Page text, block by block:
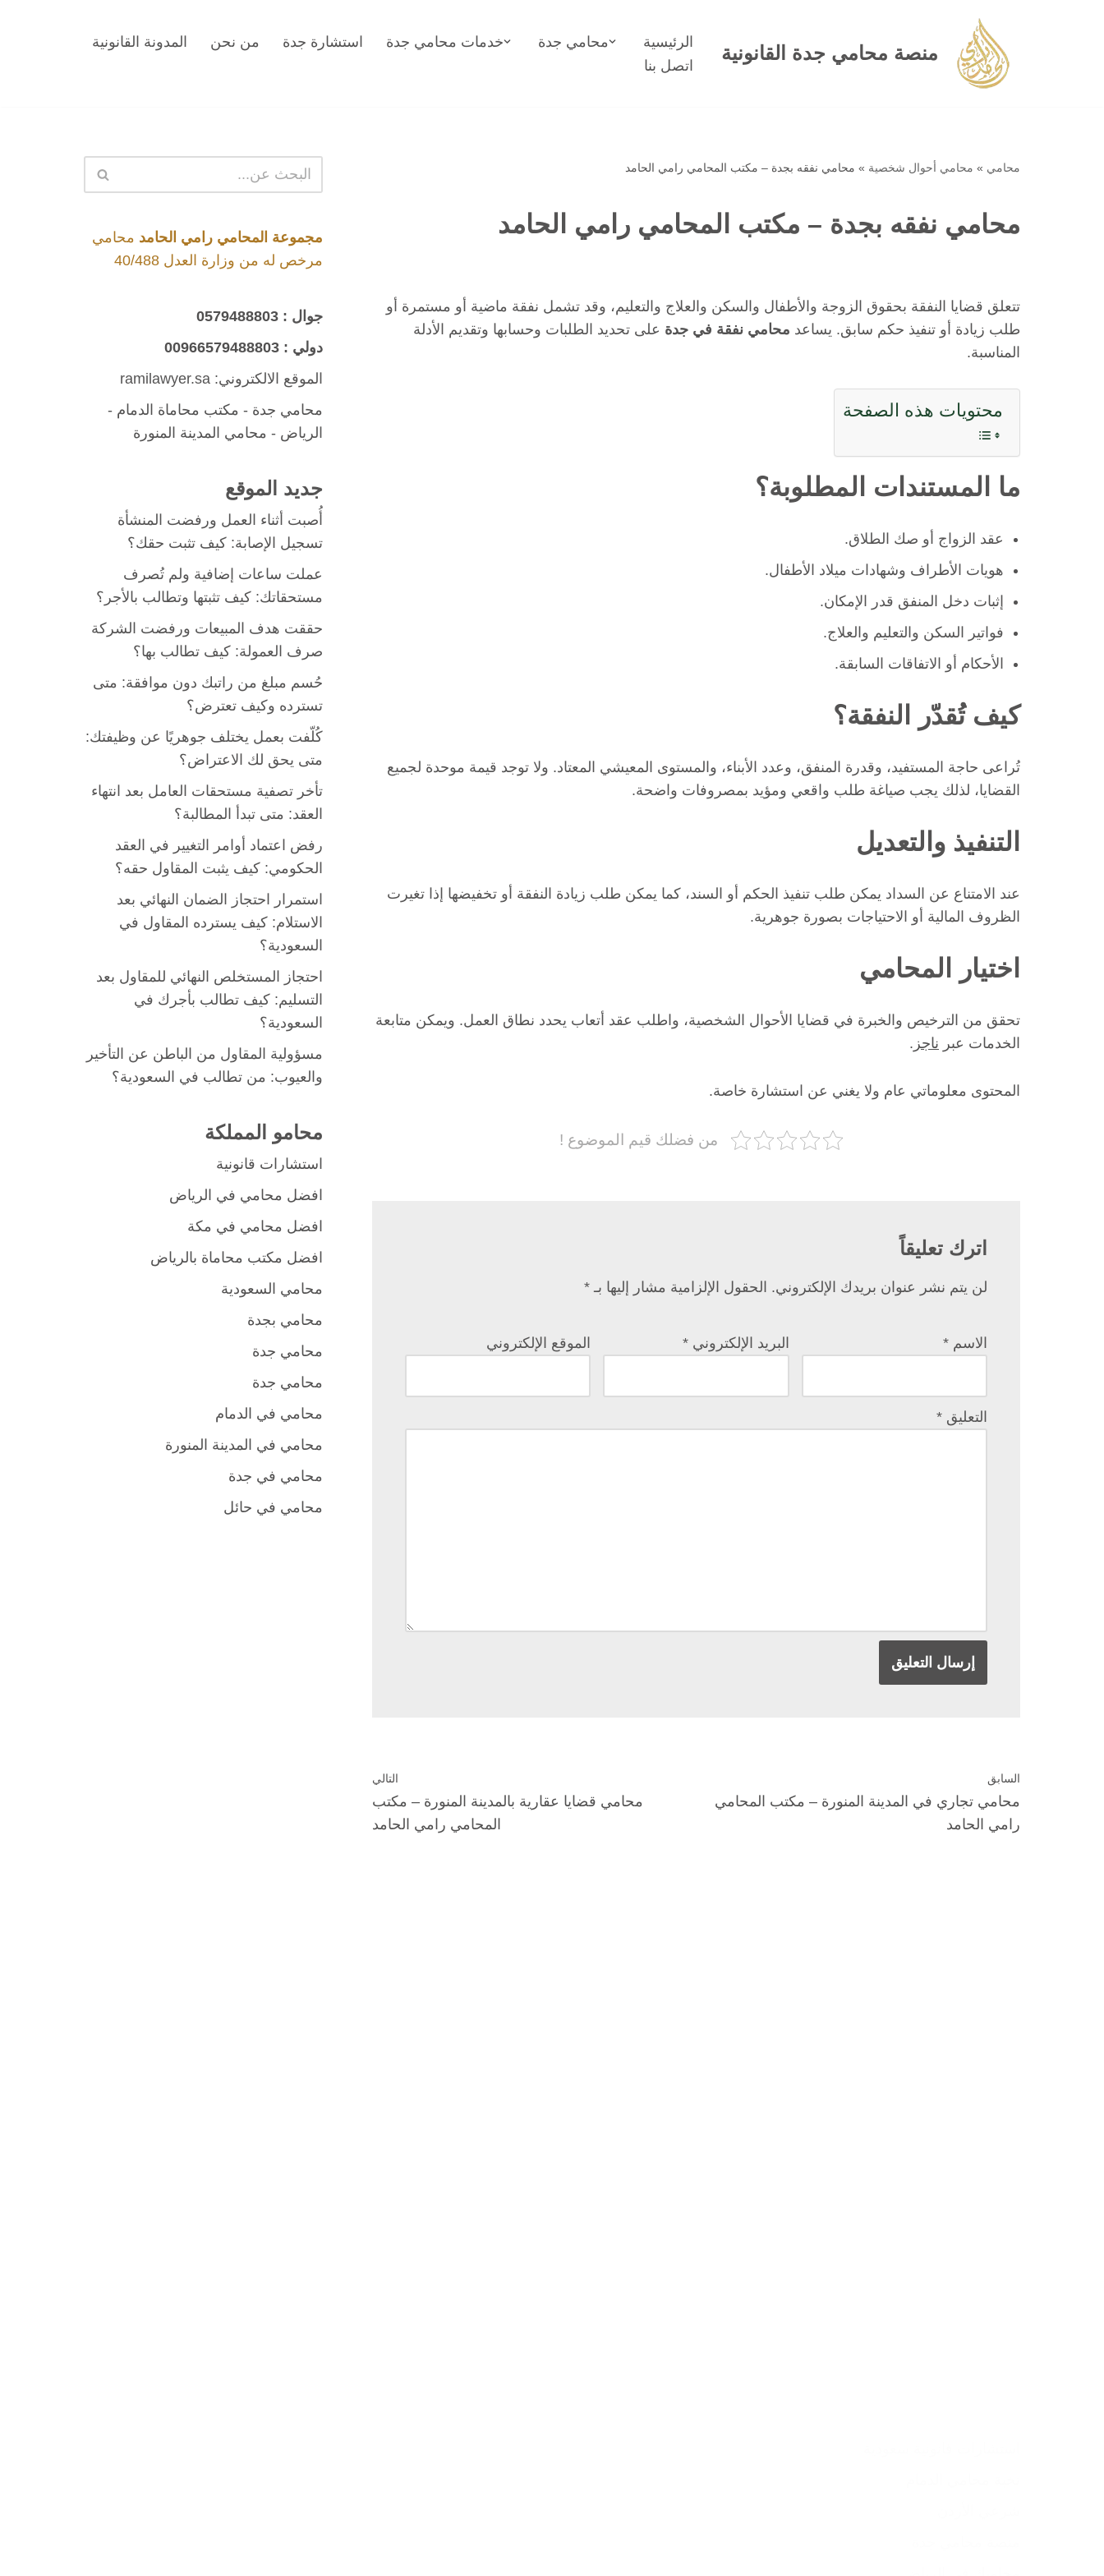
منصة محامي جدة القانونية الرئيسية محامي جدة خدمات محامي جدة استشارة جدة من نحن
المدونة القانونية
اتصل بنا
محامي » محامي أحوال شخصية » محامي نفقه بجدة – مكتب المحامي رامي الحامد
محامي نفقه بجدة – مكتب المحامي رامي الحامد
تتعلق قضايا النفقة بحقوق الزوجة والأطفال والسكن والعلاج والتعليم، وقد تشمل نفقة ماضية أو مستمرة أو
طلب زيادة أو تنفيذ حكم سابق. يساعد محامي نفقة في جدة على تحديد الطلبات وحسابها وتقديم الأدلة
المناسبة.
محتويات هذه الصفحة
ما المستندات المطلوبة؟
عقد الزواج أو صك الطلاق.
هويات الأطراف وشهادات ميلاد الأطفال.
إثبات دخل المنفق قدر الإمكان.
فواتير السكن والتعليم والعلاج.
الأحكام أو الاتفاقات السابقة.
كيف تُقدّر النفقة؟
تُراعى حاجة المستفيد، وقدرة المنفق، وعدد الأبناء، والمستوى المعيشي المعتاد. ولا توجد قيمة موحدة لجميع
القضايا، لذلك يجب صياغة طلب واقعي ومؤيد بمصروفات واضحة.
التنفيذ والتعديل
عند الامتناع عن السداد يمكن طلب تنفيذ الحكم أو السند، كما يمكن طلب زيادة النفقة أو تخفيضها إذا تغيرت
الظروف المالية أو الاحتياجات بصورة جوهرية.
اختيار المحامي
تحقق من الترخيص والخبرة في قضايا الأحوال الشخصية، واطلب عقد أتعاب يحدد نطاق العمل. ويمكن متابعة
الخدمات عبر ناجز .
المحتوى معلوماتي عام ولا يغني عن استشارة خاصة.
من فضلك قيم الموضوع !
اترك تعليقاً
لن يتم نشر عنوان بريدك الإلكتروني. الحقول الإلزامية مشار إليها بـ *
الاسم * البريد الإلكتروني* الموقع الإلكتروني
التعليق *
السابق
محامي تجاري في المدينة المنورة – مكتب المحامي
رامي الحامد
التالي
محامي قضايا عقارية بالمدينة المنورة – مكتب
المحامي رامي الحامد
مجموعة المحامي رامي الحامد محامي
مرخص له من وزارة العدل 40/488
جوال : 0579488803
دولي : 00966579488803
الموقع الالكتروني: ramilawyer.sa
محامي جدة - مكتب محاماة الدمام -
الرياض - محامي المدينة المنورة
جديد الموقع
أُصبت أثناء العمل ورفضت المنشأة
تسجيل الإصابة: كيف تثبت حقك؟
عملت ساعات إضافية ولم تُصرف
مستحقاتك: كيف تثبتها وتطالب بالأجر؟
حققت هدف المبيعات ورفضت الشركة
صرف العمولة: كيف تطالب بها؟
حُسم مبلغ من راتبك دون موافقة: متى
تسترده وكيف تعترض؟
كُلّفت بعمل يختلف جوهريًا عن وظيفتك:
متى يحق لك الاعتراض؟
تأخر تصفية مستحقات العامل بعد انتهاء
العقد: متى تبدأ المطالبة؟
رفض اعتماد أوامر التغيير في العقد
الحكومي: كيف يثبت المقاول حقه؟
استمرار احتجاز الضمان النهائي بعد
الاستلام: كيف يسترده المقاول في
السعودية؟
احتجاز المستخلص النهائي للمقاول بعد
التسليم: كيف تطالب بأجرك في
السعودية؟
مسؤولية المقاول من الباطن عن التأخير
والعيوب: من تطالب في السعودية؟
محامو المملكة
استشارات قانونية
افضل محامي في الرياض
افضل محامي في مكة
افضل مكتب محاماة بالرياض
محامي السعودية
محامي بجدة
محامي جدة
محامي جدة
محامي في الدمام
محامي في المدينة المنورة
محامي في جدة
محامي في حائل